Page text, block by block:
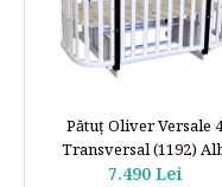
Pătuţ Oliver Versale 4
Transversal (1192)
7.490 Lei